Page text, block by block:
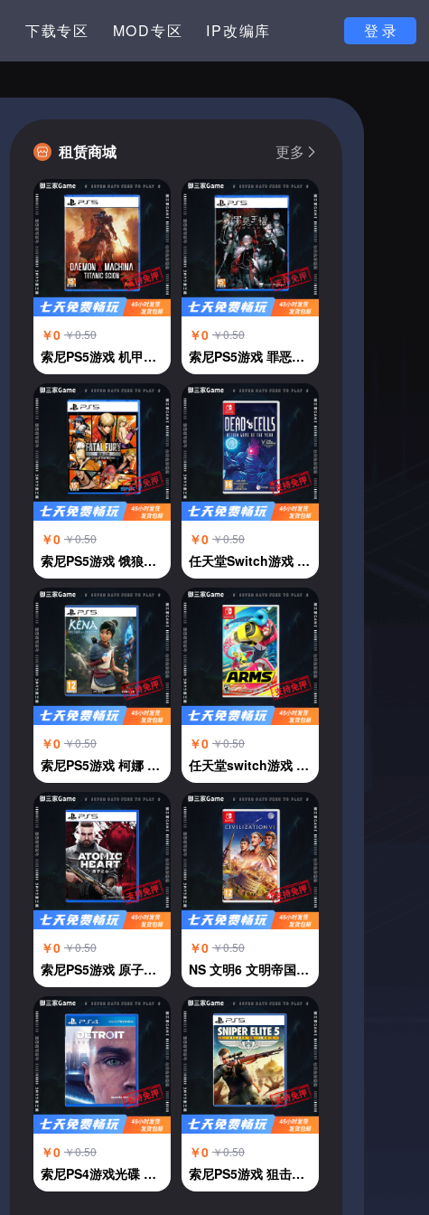
下载专区 MOD专区 IP改编库 登 录
租赁商城 更多
￥0 ￥0.50
索尼PS5游戏 机甲战魔 神话之裔 恶魔机甲 中文
￥0 ￥0.50
索尼PS5游戏 罪恶王权 中文
￥0 ￥0.50
索尼PS5游戏 饿狼传说 群狼都市 中文
￥0 ￥0.50
任天堂Switch游戏 NS 死亡细胞deadcells 年度版 横版过关 中文
￥0 ￥0.50
索尼PS5游戏 柯娜 奇纳 KENA 凯娜 灵魂之桥 中文
￥0 ￥0.50
任天堂switch游戏 强力拳击 神臂斗士 Arms 伸缩拳击 中文
￥0 ￥0.50
索尼PS5游戏 原子之心 ATOMIC HEART 中文
￥0 ￥0.50
NS 文明6 文明帝国6 中文
￥0 ￥0.50
索尼PS4游戏光碟 PS4 底特律 变人 中文
￥0 ￥0.50
索尼PS5游戏 狙击精英5 中文